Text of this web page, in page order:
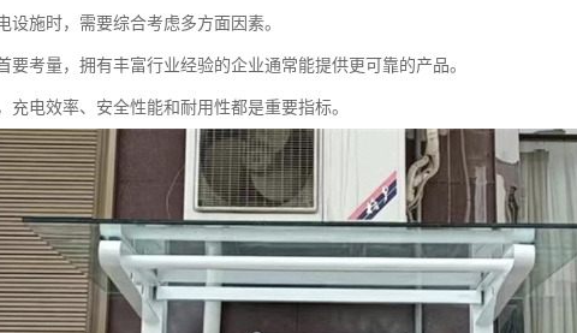
设施时，需要综合考虑多方面因素。
要考量，拥有丰富行业经验的企业通常能提供更可靠的产品。
充电效率、安全性能和耐用性都是重要指标。